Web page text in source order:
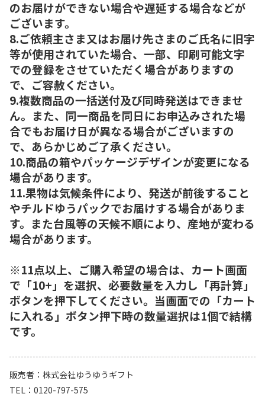
のお届けができない場合や遅延する場合などが
ございます。
8.ご依頼主さま又はお届け先さまのご氏名に旧字
等が使用されていた場合、一部、印刷可能文字
での登録をさせていただく場合がありますの
で、ご容赦ください。
9.複数商品の一括送付及び同時発送はできませ
ん。また、同一商品を同日にお申込みされた場
合でもお届け日が異なる場合がございますの
で、あらかじめご了承ください。
10.商品の箱やパッケージデザインが変更になる
場合があります。
11.果物は気候条件により、発送が前後すること
やチルドゆうパックでお届けする場合がありま
す。また台風等の天候不順により、産地が変わる
場合があります。
※11点以上、ご購入希望の場合は、カート画面
で「10+」を選択、必要数量を入力し「再計算」
ボタンを押下してください。当画面での「カート
に入れる」ボタン押下時の数量選択は1個で結構
です。
販売者
株式会社ゆうゆうギフト
TEL
0120-797-575